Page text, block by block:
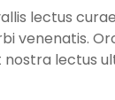
lectus
lectus